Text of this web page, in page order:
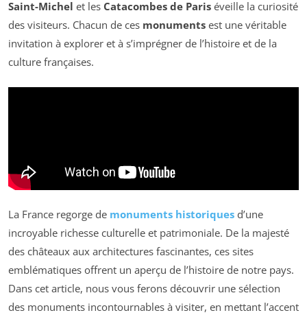
Saint-Michel et les Catacombes de Paris éveille la curiosité
des visiteurs. Chacun de ces monuments est une véritable
invitation à explorer et à s’imprégner de l’histoire et de la
culture françaises.
La France regorge de monuments historiques d’une
incroyable richesse culturelle et patrimoniale. De la majesté
des châteaux aux architectures fascinantes, ces sites
emblématiques offrent un aperçu de l’histoire de notre pays.
Dans cet article, nous vous ferons découvrir une sélection
des monuments incontournables à visiter, en mettant l’accent